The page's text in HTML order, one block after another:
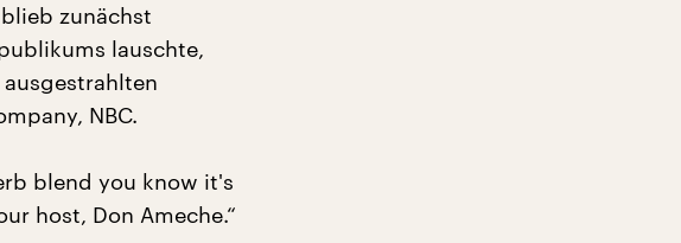
zunächst
lauschte,
NBC.
blend you know it's
host, Don Ameche.“